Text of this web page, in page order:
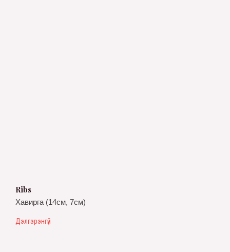
Ribs
Хавирга (14см, 7см)
Дэлгэрэнгүй